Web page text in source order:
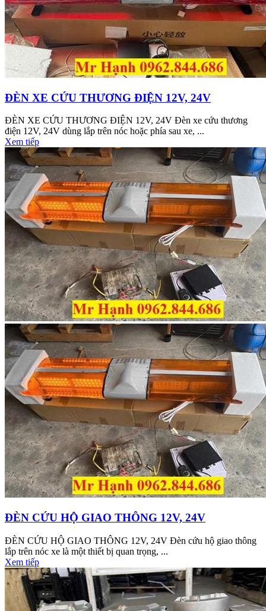
ĐÈN XE CỨU THƯƠNG ĐIỆN 12V, 24V
ĐÈN XE CỨU THƯƠNG ĐIỆN 12V, 24V Đèn xe cứu thương
điện 12V, 24V dùng lắp trên nóc hoặc phía sau xe, ...
Xem tiếp
ĐÈN CỨU HỘ GIAO THÔNG 12V, 24V
ĐÈN CỨU HỘ GIAO THÔNG 12V, 24V Đèn cứu hộ giao thông
lắp trên nóc xe là một thiết bị quan trọng, ...
Xem tiếp